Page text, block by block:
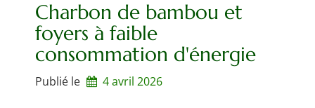
Charbon de bambou et
foyers à faible
consommation d'énergie
Publié le 4 avril 2026